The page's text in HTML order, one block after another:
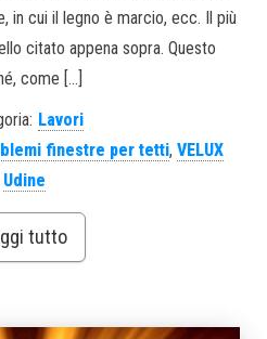
in cui il legno è marcio, ecc. Il più
citato appena sopra. Questo
come […]
Lavori
finestre per tetti, VELUX
Udine
tutto